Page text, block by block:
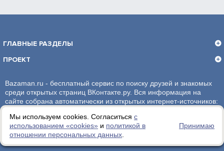
Мы используем cookies. Согласиться с
использованием «сookies» и политикой в
отношении персональных данных
Принимаю
ГЛАВНЫЕ РАЗДЕЛЫ
ПРОЕКТ
Bazaman.ru - бесплатный сервис по поиску друзей и знакомых
среди открытых страниц ВКонтакте.ру. Вся информация на
сайте собрана автоматически из открытых интернет-источников:
администрация сайта ответственности не несет.
Политика обработки персональных данных